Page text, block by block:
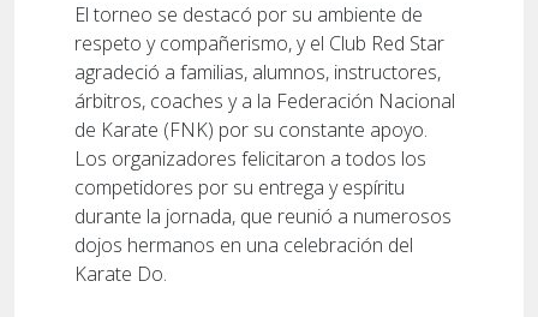
El torneo se destacó por su ambiente de
respeto y compañerismo, y el Club Red Star
agradeció a familias, alumnos, instructores,
árbitros, coaches y a la Federación Nacional
de Karate (FNK) por su constante apoyo.
Los organizadores felicitaron a todos los
competidores por su entrega y espíritu
durante la jornada, que reunió a numerosos
dojos hermanos en una celebración del
Karate Do.